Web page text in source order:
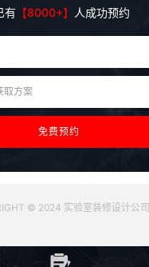
有 【8000+】 人成功预约
© 2024 实验室装修设计公司